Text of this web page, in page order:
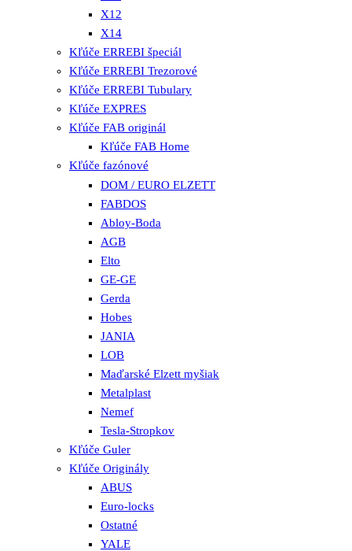
X12
X14
Kľúče ERREBI špeciál
Kľúče ERREBI Trezorové
Kľúče ERREBI Tubulary
Kľúče EXPRES
Kľúče FAB originál
Kľúče FAB Home
Kľúče fazónové
DOM / EURO ELZETT
FABDOS
Abloy-Boda
AGB
Elto
GE-GE
Gerda
Hobes
JANIA
LOB
Maďarské Elzett myšiak
Metalplast
Nemef
Tesla-Stropkov
Kľúče Guler
Kľúče Originály
ABUS
Euro-locks
Ostatné
YALE